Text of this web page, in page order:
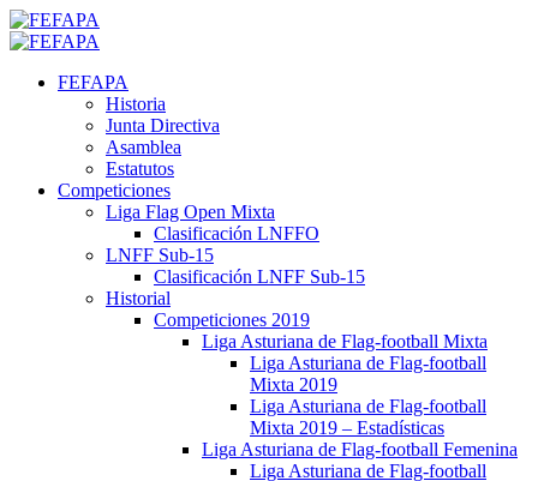
Saltar
al
Menú
FEFAPA
Historia
Junta Directiva
Asamblea
Estatutos
Competiciones
Liga Flag Open Mixta
Clasificación LNFFO
LNFF Sub-15
Clasificación LNFF Sub-15
Historial
Competiciones 2019
Liga Asturiana de Flag-football Mixta
Liga Asturiana de Flag-football
Mixta 2019
Liga Asturiana de Flag-football
Mixta 2019 – Estadísticas
Liga Asturiana de Flag-football Femenina
Liga Asturiana de Flag-football